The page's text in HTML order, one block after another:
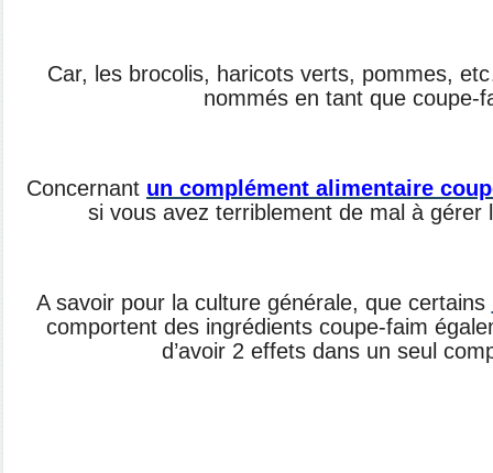
Car, les brocolis, haricots verts, pommes,
nommés en tant que coupe-
Concernant un complément alimentaire
si vous avez terriblement de mal à gérer
A savoir pour la culture générale, que certains
comportent des ingrédients coupe-faim
d’avoir 2 effets dans un seul